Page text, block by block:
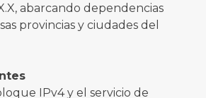
abarcando dependencias
provincias y ciudades del
IPv4 y el servicio de